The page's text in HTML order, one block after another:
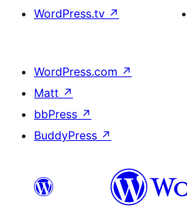
WordPress.tv ↗
WordPress.com ↗
Matt ↗
bbPress ↗
BuddyPress ↗